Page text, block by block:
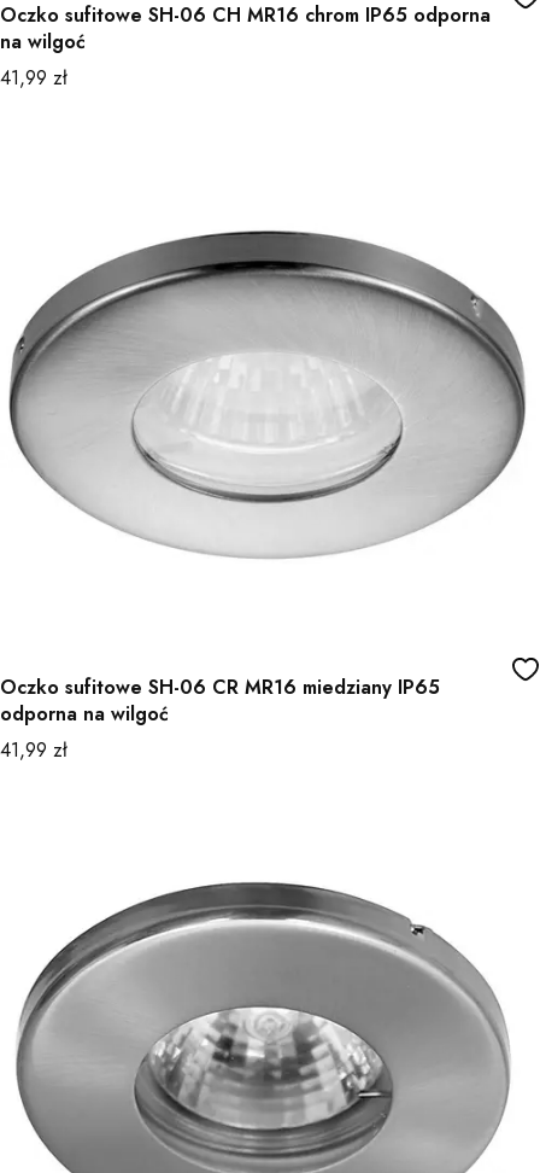
Oczko sufitowe SH-06 CH MR16 chrom IP65 odporna
na wilgoć
Cena
41,99 zł
Oczko sufitowe SH-06 CR MR16 miedziany IP65
odporna na wilgoć
Cena
41,99 zł